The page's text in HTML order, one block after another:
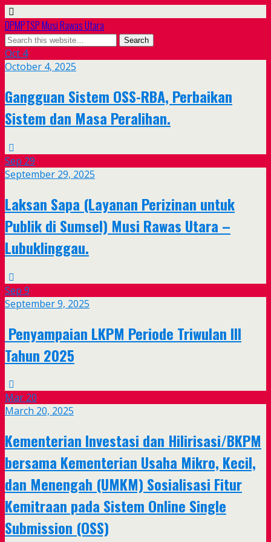
DPMPTSP Musi Rawas Utara
Oct 4
October 4, 2025
Gangguan Sistem OSS-RBA, Perbaikan
Sistem dan Masa Peralihan.
Sep 29
September 29, 2025
Laksan Sapa (Layanan Perizinan untuk
Publik di Sumsel) Musi Rawas Utara –
Lubuklinggau.
Sep 9
September 9, 2025
Penyampaian LKPM Periode Triwulan III
Tahun 2025
Mar 20
March 20, 2025
Kementerian Investasi dan Hilirisasi/BKPM
bersama Kementerian Usaha Mikro, Kecil,
dan Menengah (UMKM) Sosialisasi Fitur
Kemitraan pada Sistem Online Single
Submission (OSS)